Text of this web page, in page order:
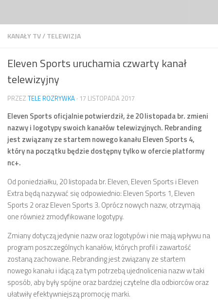
KANAŁY TV/TELEWIZJA
Eleven Sports uruchamia czwarty kanał
telewizyjny
PRZEZ TELE ROZRYWKA · 17 LISTOPADA 2017
Eleven Sports oficjalnie potwierdził, że 20 listopada br. zmieni
nazwy i logotypy swoich kanałów telewizyjnych. Rebranding
jest związany ze startem nowego kanału Eleven Sports 4,
który na początku będzie dostępny tylko w ofercie platformy
nc+.
Od poniedziałku, 20 listopada br. Eleven, Eleven Sports i Eleven
Extra będą nazywać się odpowiednio: Eleven Sports 1, Eleven
Sports 2 oraz Eleven Sports 3. Oprócz nowych nazw, otrzymają
one również zmodyfikowane logotypy.
Zmiany dotyczą jedynie nazw oraz logotypów i nie mają wpływu na
program poszczególnych kanałów, których profil i zawartość
zostaną zachowane. Rebranding jest związany ze startem
nowego kanału i idącą za tym potrzebą ujednolicenia nazw w taki
sposób, aby były spójne oraz bardziej czytelne dla odbiorców oraz
ułatwiły efektywniejszą promocję marki.